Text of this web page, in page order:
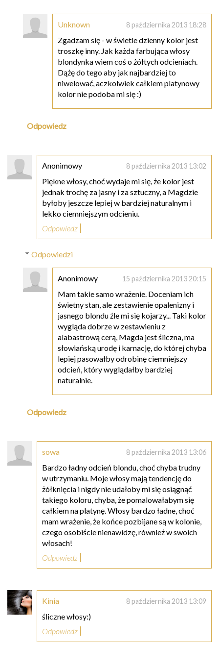
Unknown 8 października 2013 18:28
Zgadzam się - w świetle dzienny kolor jest
troszkę inny. Jak każda farbująca włosy
blondynka wiem coś o żółtych odcieniach.
Dążę do tego aby jak najbardziej to
niwelować, aczkolwiek całkiem platynowy
kolor nie podoba mi się :)
Odpowiedz
Anonimowy 8 października 2013 13:02
Piękne włosy, choć wydaje mi się, że kolor jest
jednak trochę za jasny i za sztuczny, a Magdzie
byłoby jeszcze lepiej w bardziej naturalnym i
lekko ciemniejszym odcieniu.
Odpowiedz
Odpowiedzi
Anonimowy 15 października 2013 20:15
Mam takie samo wrażenie. Doceniam ich
świetny stan, ale zestawienie opalenizny i
jasnego blondu źle mi się kojarzy... Taki kolor
wygląda dobrze w zestawieniu z
alabastrową cerą, Magda jest śliczna, ma
słowiańską urodę i karnację, do której chyba
lepiej pasowałby odrobinę ciemniejszy
odcień, który wyglądałby bardziej
naturalnie.
Odpowiedz
sowa 8 października 2013 13:06
Bardzo ładny odcień blondu, choć chyba trudny
w utrzymaniu. Moje włosy mają tendencję do
żółknięcia i nigdy nie udałoby mi się osiągnąć
takiego koloru, chyba, że pomalowałabym się
całkiem na platynę. Włosy bardzo ładne, choć
mam wrażenie, że końce pozbijane są w kolonie,
czego osobiście nienawidzę, również w swoich
włosach!
Odpowiedz
Kinia 8 października 2013 13:09
śliczne włosy:)
Odpowiedz